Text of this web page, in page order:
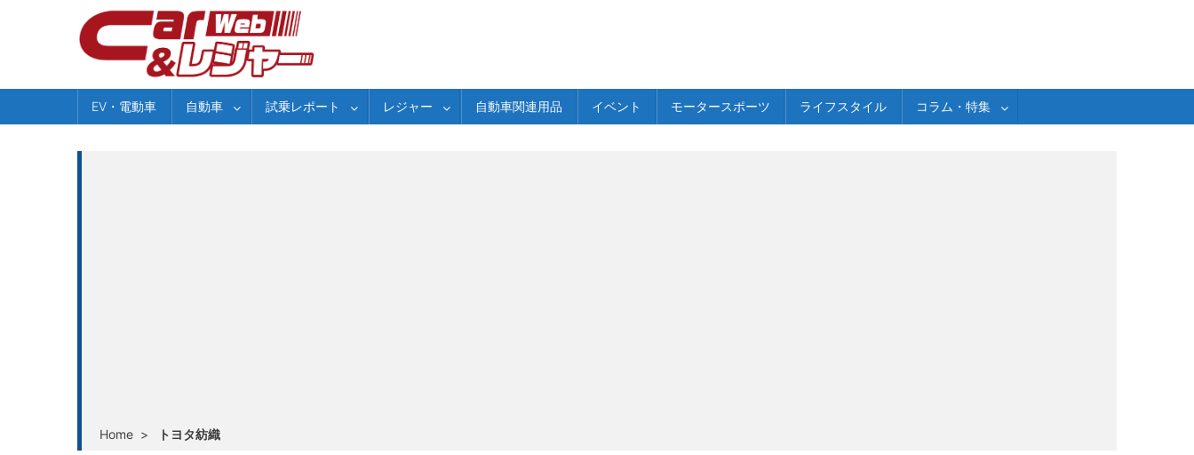
EV・電動車 自動車 試乗レポート レジャー 自動車関連用品 イベント モータースポーツ ライフスタイル コラム・特集
Home > トヨタ紡織